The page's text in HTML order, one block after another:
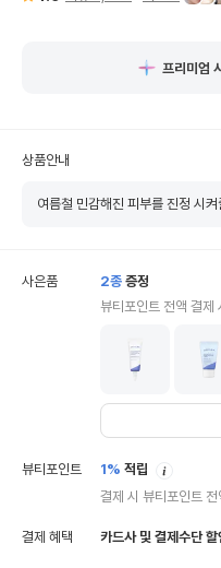
프리미엄
상품안내
여름철 민감해진 피부를 진정 시
사은품 2종 증정
뷰티포인트 전액 결제
뷰티포인트 1% 적립
결제 시 뷰티포인트
결제 혜택 카드사 및 결제수단 할